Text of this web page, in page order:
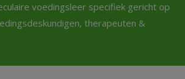
voedingsleer specifiek gericht op
therapeuten &